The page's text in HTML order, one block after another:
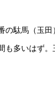
の駄馬（玉
も多いはず